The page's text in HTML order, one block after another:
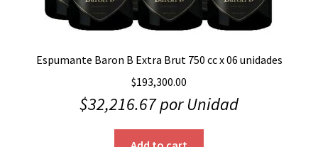
Espumante Baron B Extra Brut 750 cc x 06 unidades
$193,300.00
$32,216.67por Unidad